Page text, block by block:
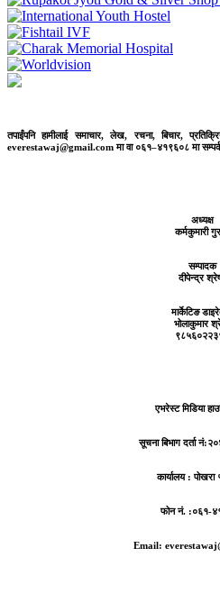
तपाईंपनि हामीलाई समाचार, लेख, रचना, बिचार,
everestawaj@gmail.com मा वा ०६१–४१९६०८ मा सम्पर्क
अध्यक्ष
कर्मकुमारी
सम्पादक
दीपेन्द्र
मार्केटिङ
भोलाकुमार
एभरेस्ट मिडिया
सूचना बिभाग दर्ता नं:
कार्यालय :पोखरा
फोन नं. :०६१-
Email: